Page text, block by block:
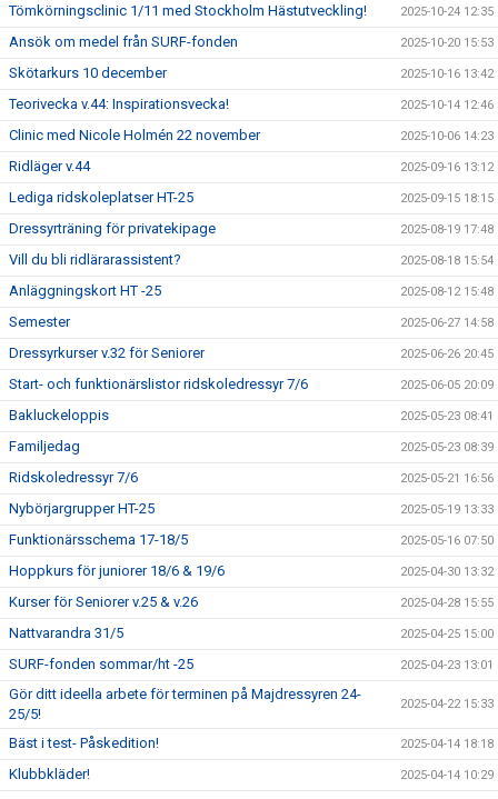
Tömkörningsclinic 1/11 med Stockholm Hästutveckling! 2025-10-24 12:35
Ansök om medel från SURF-fonden 2025-10-20 15:53
Skötarkurs 10 december 2025-10-16 13:42
Teorivecka v.44: Inspirationsvecka! 2025-10-14 12:46
Clinic med Nicole Holmén 22 november 2025-10-06 14:23
Ridläger v.44 2025-09-16 13:12
Lediga ridskoleplatser HT-25 2025-09-15 18:15
Dressyrträning för privatekipage 2025-08-19 17:48
Vill du bli ridlärarassistent? 2025-08-18 15:54
Anläggningskort HT -25 2025-08-12 15:48
Semester 2025-06-27 14:58
Dressyrkurser v.32 för Seniorer 2025-06-26 20:45
Start- och funktionärslistor ridskoledressyr 7/6 2025-06-05 20:09
Bakluckeloppis 2025-05-23 08:41
Familjedag 2025-05-23 08:39
Ridskoledressyr 7/6 2025-05-21 16:56
Nybörjargrupper HT-25 2025-05-19 13:33
Funktionärsschema 17-18/5 2025-05-16 07:50
Hoppkurs för juniorer 18/6 & 19/6 2025-04-30 13:32
Kurser för Seniorer v.25 & v.26 2025-04-28 15:55
Nattvarandra 31/5 2025-04-25 15:00
SURF-fonden sommar/ht -25 2025-04-23 13:01
Gör ditt ideella arbete för terminen på Majdressyren 24-
25/5!
2025-04-22 15:33
Bäst i test- Påskedition! 2025-04-14 18:18
Klubbkläder! 2025-04-14 10:29